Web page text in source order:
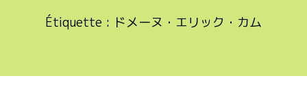
Étiquette : ドメーヌ・エリック・カム